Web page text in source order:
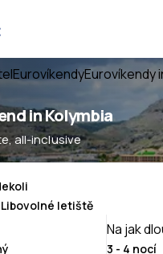
EurovíkendyEurovíkendy
in Kolymbia
all-inclusive
Na jak